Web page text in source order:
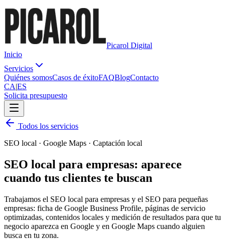
Picarol Digital
Inicio
Servicios
Quiénes somosCasos de éxitoFAQBlogContacto
CA|ES
Solicita presupuesto
Todos los servicios
SEO local · Google Maps · Captación local
SEO local para empresas: aparece
cuando tus clientes te buscan
Trabajamos el SEO local para empresas y el SEO para pequeñas
empresas: ficha de Google Business Profile, páginas de servicio
optimizadas, contenidos locales y medición de resultados para que tu
negocio aparezca en Google y en Google Maps cuando alguien
busca en tu zona.